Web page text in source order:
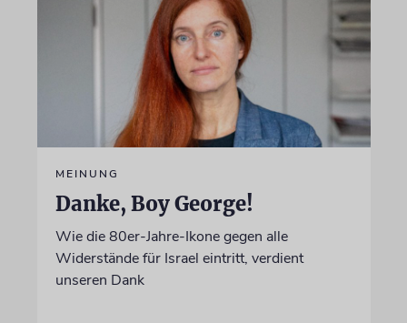
MEINUNG
Danke, Boy George!
Wie die 80er-Jahre-Ikone gegen alle
Widerstände für Israel eintritt, verdient
unseren Dank